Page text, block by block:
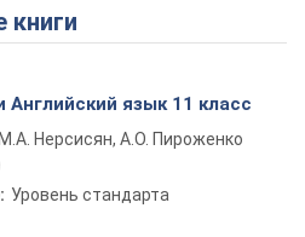
Play Video
книги
Английский язык 11 класс
М.А. Нерсисян, А.О. Пироженко
Уровень стандарта